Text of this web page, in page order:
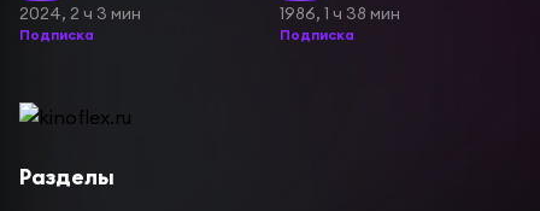
2024, 2 ч 3 мин
Подписка
1986, 1 ч 38 мин
Подписка
Разделы